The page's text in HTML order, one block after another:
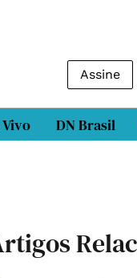
Assine
DN Brasil